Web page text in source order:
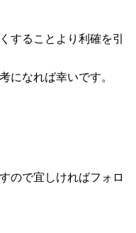
することより利確を引
になれば幸いです。
ので宜しければフォロ